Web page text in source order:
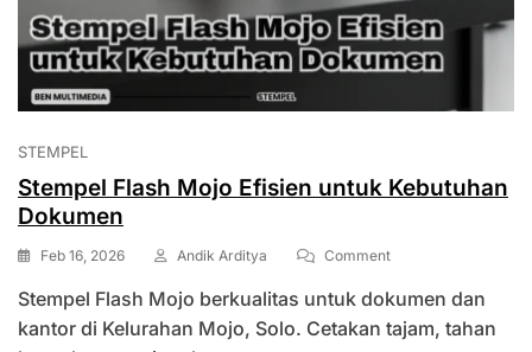
STEMPEL
Stempel Flash Mojo Efisien untuk Kebutuhan
Dokumen
Feb 16, 2026 Andik Arditya CommentOn
Flash
Mojo
Efisien
Stempel Flash Mojo berkualitas untuk dokumen dan
kantor di Kelurahan Mojo, Solo. Cetakan tajam, tahan